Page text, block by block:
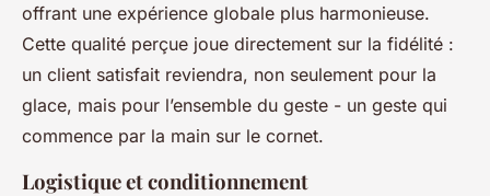
offrant une expérience globale plus harmonieuse.
Cette qualité perçue joue directement sur la fidélité :
un client satisfait reviendra, non seulement pour la
glace, mais pour l’ensemble du geste - un geste qui
commence par la main sur le cornet.
Logistique et conditionnement